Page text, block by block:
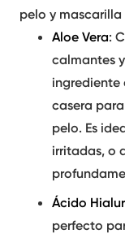
pelo y
Aloe Vera:
calmantes
ingrediente
casera
pelo. Es
irritadas, o
Ácido
perfecto